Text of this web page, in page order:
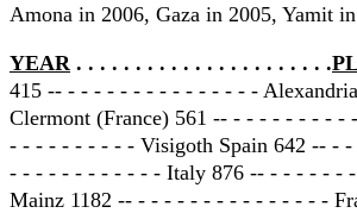
Amona in 2006, Gaza in 2005, Yamit
YEAR. . . . . . . . . . . . . . . . . . . . . .
415 -- - - - - - - - - - - - - - - -
Clermont (France) 561 -- - - - - - - - - -
- - - - - - - - - - Visigoth Spain 642 -- -
- - - - - - - - - - - - Italy 876 -- - - - - - -
Mainz 1182 -- - - - - - - - - - - - - - - -